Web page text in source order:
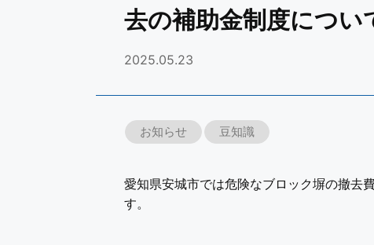
去の補助金制度につい
2025.05.23
お知らせ 豆知識
愛知県安城市では危険なブロック塀の撤去
す。